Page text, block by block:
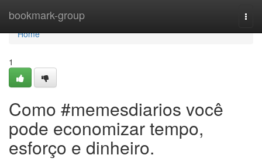
bookmark-group
Home
Home
1
Como #memesdiarios você
pode economizar tempo,
esforço e dinheiro.